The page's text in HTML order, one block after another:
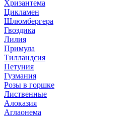
Хризантема
Цикламен
Шлюмбергера
Гвоздика
Лилия
Примула
Тилландсия
Петуния
Гузмания
Розы в горшке
Лиственные
Алоказия
Аглаонема